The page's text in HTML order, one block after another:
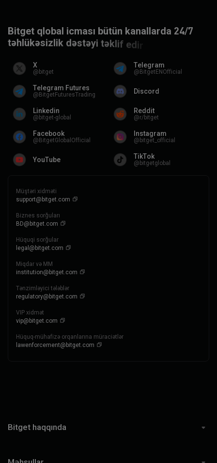
Bitget qlobal icması bütün kanallarda 24/7
təhlükəsizlik dəstəyi təklif edi
X
@bitget
Telegram
@BitgetENOfficial
Telegram Futures
@BitgetFuturesTrading Discord
Linkedin
@bitget-global
Reddit
@r/bitget
Facebook
@BitgetGlobalOfficial
Instagram
@bitget_official
YouTube TikTok
@bitgetglobal
Müştəri xidməti
support@bitget.com
Biznes sorğuları
BD@bitget.com
Hüquqi sorğular
legal@bitget.com
Miqdar və MM
institution@bitget.com
Tənzimləyici tələblər
regulatory@bitget.com
VIP xidmət
vip@bitget.com
Hüquq-mühafizə orqanlarına müraciətlər
lawenforcement@bitget.com
Bitget haqqında